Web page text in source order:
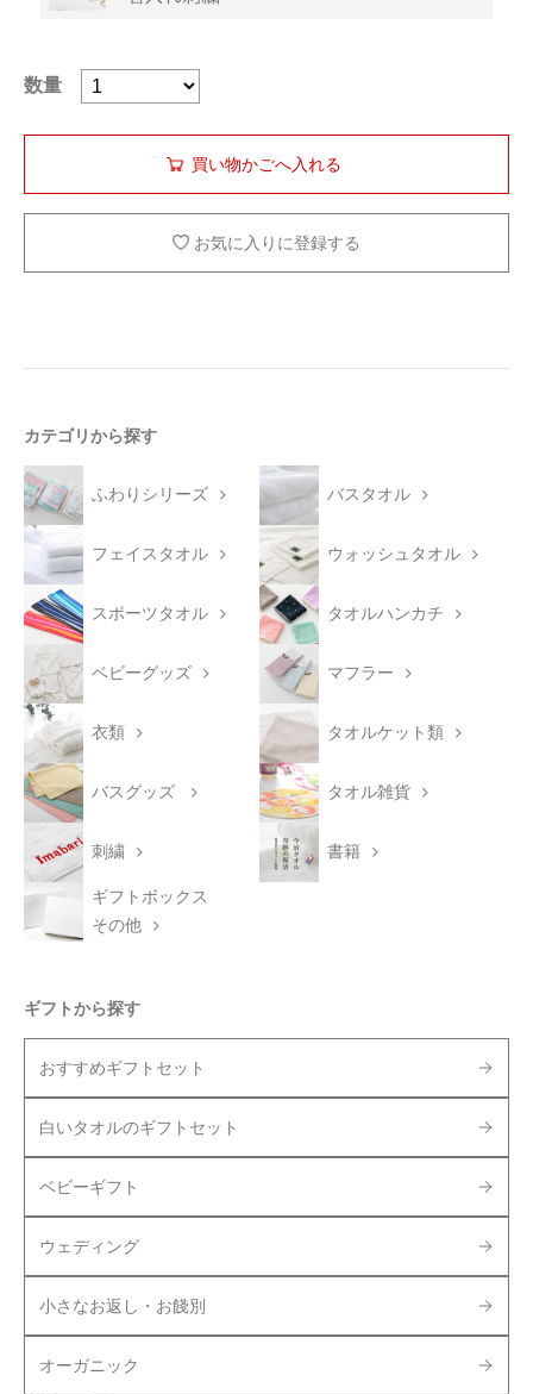
数量
お気に入りに登録する
カテゴリから探す
ふわりシリーズ バスタオル
フェイスタオル ウォッシュタオル
スポーツタオル タオルハンカチ
ベビーグッズ マフラー
衣類 タオルケット類
バスグッズ タオル雑貨
刺繍 書籍
ギフトボックス
その他
ギフトから探す
おすすめギフトセット
白いタオルのギフトセット
ベビーギフト
ウェディング
小さなお返し・お餞別
オーガニック